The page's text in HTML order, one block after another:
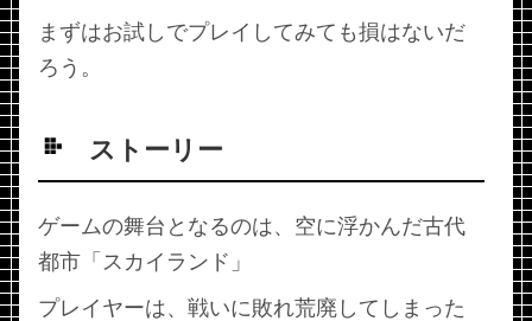
まずはお試しでプレイしてみても損はないだ
ろう。
ストーリー
ゲームの舞台となるのは、空に浮かんだ古代
都市「スカイランド」
プレイヤーは、戦いに敗れ荒廃してしまった